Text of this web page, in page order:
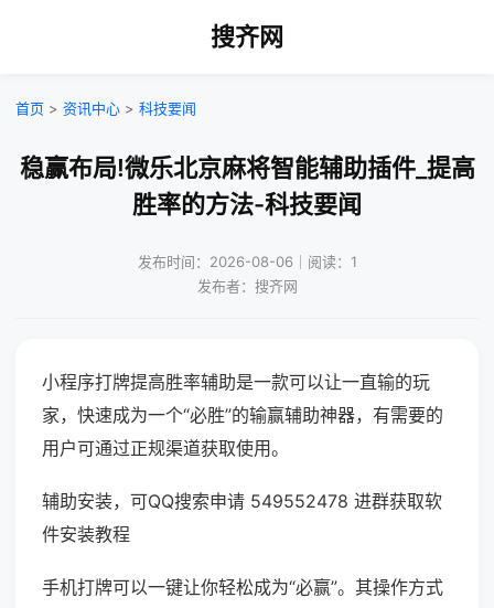
搜齐网
首页 > 资讯中心 > 科技要闻
稳赢布局!微乐北京麻将智能辅助插件_提高
胜率的方法-科技要闻
发布时间：2026-08-06｜阅读：1
发布者：搜齐网
小程序打牌提高胜率辅助是一款可以让一直输的玩
家，快速成为一个“必胜”的输赢辅助神器，有需要的
用户可通过正规渠道获取使用。
辅助安装，可QQ搜索申请 549552478 进群获取软
件安装教程
手机打牌可以一键让你轻松成为“必赢”。其操作方式